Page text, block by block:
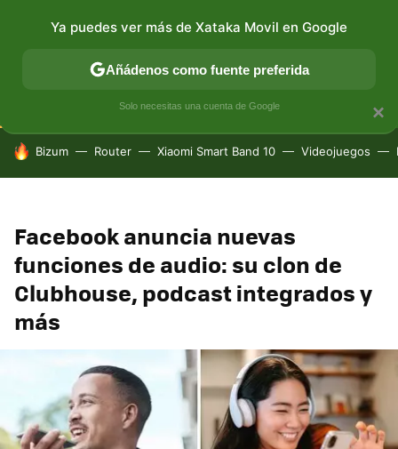
CONECTIVIDAD MÓVIL Y SOCIEDAD APLICACIONES
HOY SE HABLA DE
Bizum Router Xiaomi Smart Band 10 Videojuegos
Facebook anuncia nuevas
funciones de audio: su clon de
Clubhouse, podcast integrados y
más
×
Ya puedes ver más de Xataka Movil en Google
Añádenos como fuente preferida
Solo necesitas una cuenta de Google